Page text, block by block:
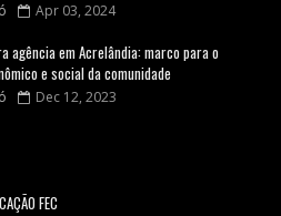
Apr 03, 2024
agência em Acrelândia: marco para o
e social da comunidade
Dec 12, 2023
FEC